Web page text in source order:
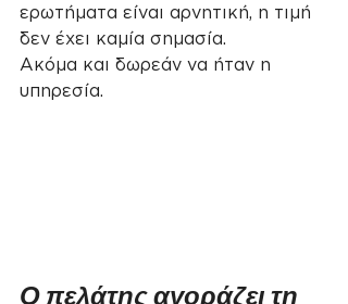
ερωτήματα είναι αρνητική, η τιμή
δεν έχει καμία σημασία.
Ακόμα και δωρεάν να ήταν η
υπηρεσία.
Ο πελάτης αγοράζει τη